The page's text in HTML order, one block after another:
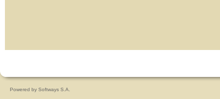
Powered by Softways S.A.